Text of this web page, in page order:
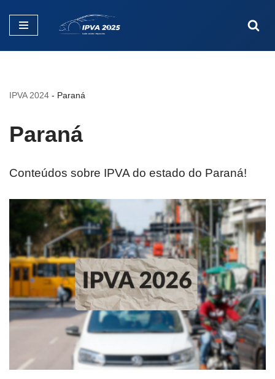
Pular
IPVA 2024 - Paraná
Paraná
Conteúdos sobre IPVA do estado do Paraná!